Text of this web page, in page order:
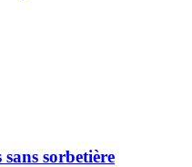
sorbetière